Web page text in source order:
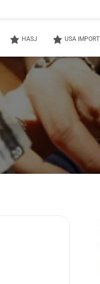
HASJ USA IMPORT